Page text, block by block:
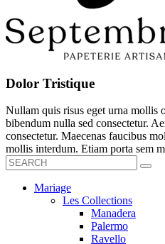
Dolor Tristique
Nullam quis risus eget urna mollis
bibendum nulla sed consectetur.
consectetur. Maecenas faucibus
mollis interdum. Etiam porta sem
Mariage
Les Collections
Manadera
Palermo
Ravello